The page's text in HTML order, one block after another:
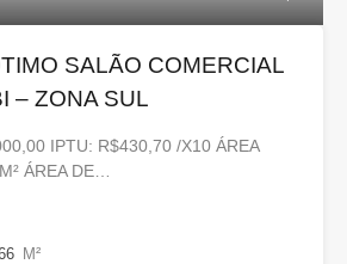
SALÃO COMERCIAL
– ZONA SUL
IPTU: R$430,70 /X10 ÁREA
ÁREA DE…
M²